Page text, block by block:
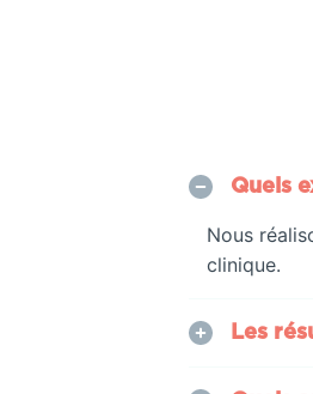
Quels
Nous
clinique.
Les